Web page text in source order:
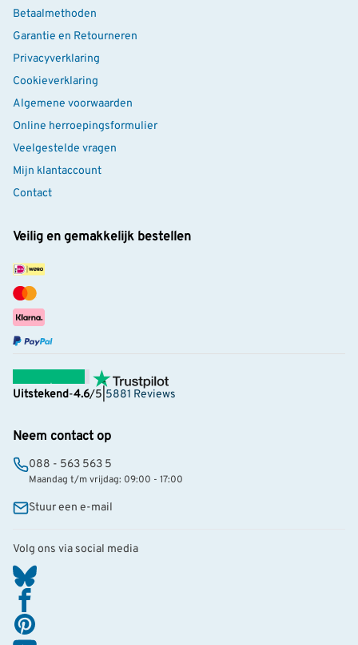
Betaalmethoden
Garantie en Retourneren
Privacyverklaring
Cookieverklaring
Algemene voorwaarden
Online herroepingsformulier
Veelgestelde vragen
Mijn klantaccount
Contact
Veilig en gemakkelijk bestellen
Uitstekend-4.6/5 5881 Reviews
Neem contact op
088 - 563 563 5
Maandag t/m vrijdag: 09:00 - 17:00
Stuur een e-mail
Volg ons via social media